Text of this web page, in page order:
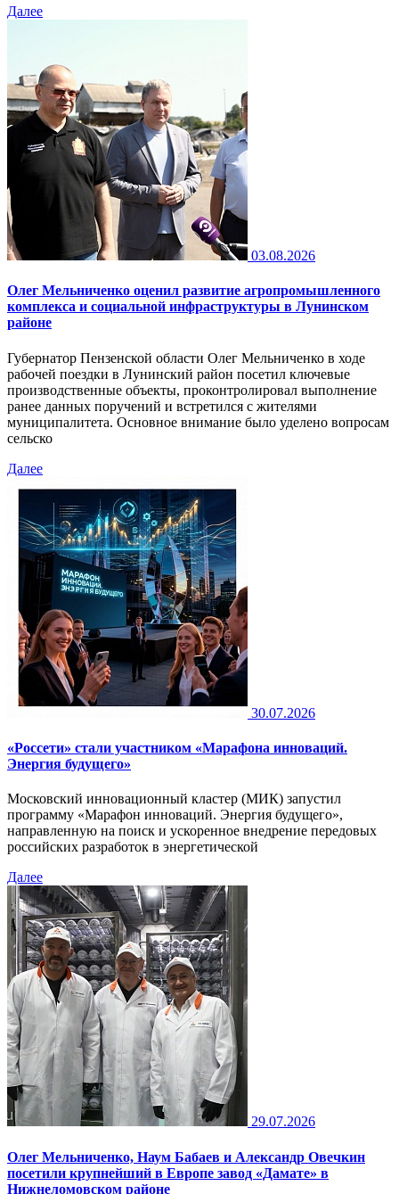
Далее
03.08.2026
Олег Мельниченко оценил развитие агропромышленного
комплекса и социальной инфраструктуры в Лунинском
районе
Губернатор Пензенской области Олег Мельниченко в ходе
рабочей поездки в Лунинский район посетил ключевые
производственные объекты, проконтролировал выполнение
ранее данных поручений и встретился с жителями
муниципалитета. Основное внимание было уделено вопросам
сельско
Далее
30.07.2026
«Россети» стали участником «Марафона инноваций.
Энергия будущего»
Московский инновационный кластер (МИК) запустил
программу «Марафон инноваций. Энергия будущего»,
направленную на поиск и ускоренное внедрение передовых
российских разработок в энергетической
Далее
29.07.2026
Олег Мельниченко, Наум Бабаев и Александр Овечкин
посетили крупнейший в Европе завод «Дамате» в
Нижнеломовском районе